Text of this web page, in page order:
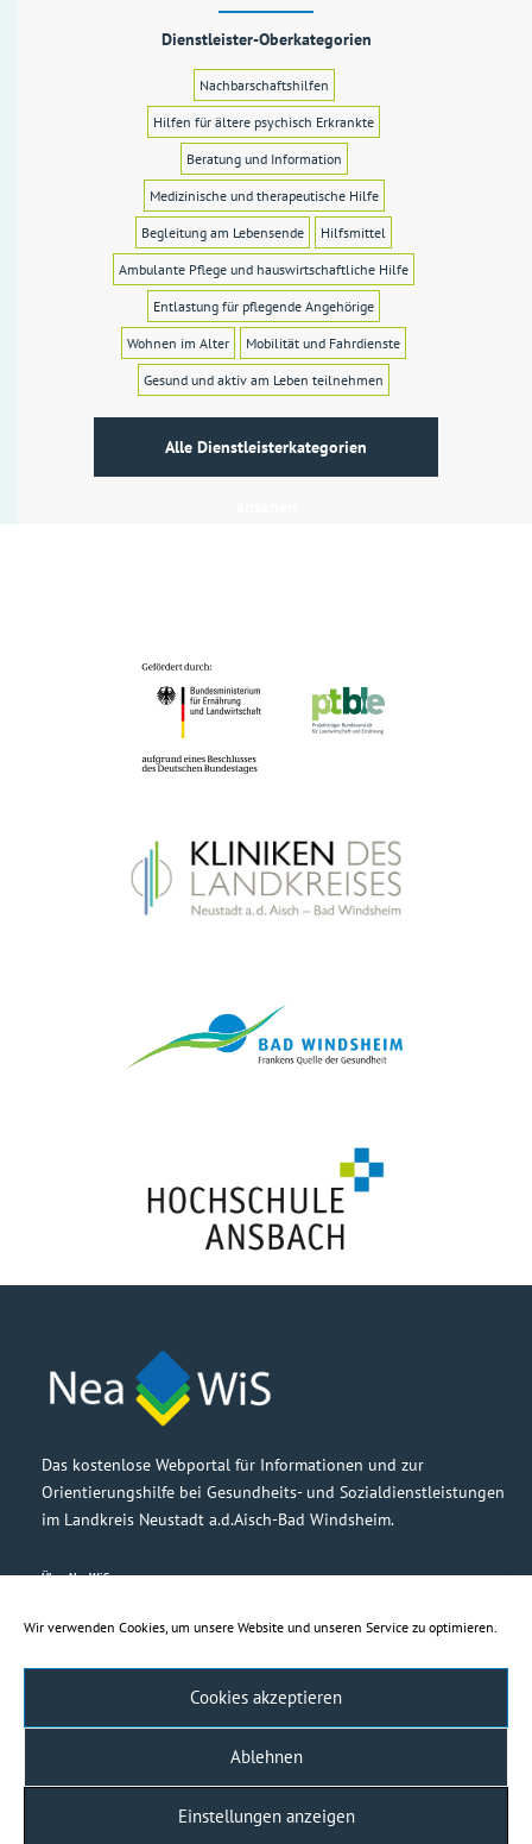
Wir verwenden Cookies, um unsere Website und unseren Service zu optimieren.
Cookies akzeptieren
Ablehnen
Einstellungen anzeigen
Dienstleister-Oberkategorien
Nachbarschaftshilfen
Hilfen für ältere psychisch Erkrankte
Beratung und Information
Medizinische und therapeutische Hilfe
Begleitung am Lebensende Hilfsmittel
Ambulante Pflege und hauswirtschaftliche Hilfe
Entlastung für pflegende Angehörige
Wohnen im Alter Mobilität und Fahrdienste
Gesund und aktiv am Leben teilnehmen
Alle Dienstleisterkategorien
Das kostenlose Webportal für Informationen und zur
Orientierungshilfe bei Gesundheits- und Sozialdienstleistungen
im Landkreis Neustadt a.d.Aisch-Bad Windsheim.
Über NeaWiS
Partner
Impressum
Datenschutzerklärung